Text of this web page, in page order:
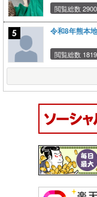
閲覧総数 2900
令和8年熊本
閲覧総数